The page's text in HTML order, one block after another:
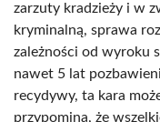
zarzuty kradzieży i w
kryminalną, sprawa
zależności od wyroku
nawet 5 lat
recydywy, ta kara
przypomina, że